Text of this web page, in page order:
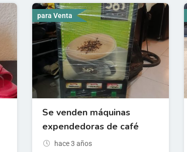
para Venta
Se venden máquinas
expendedoras de café
hace 3 años